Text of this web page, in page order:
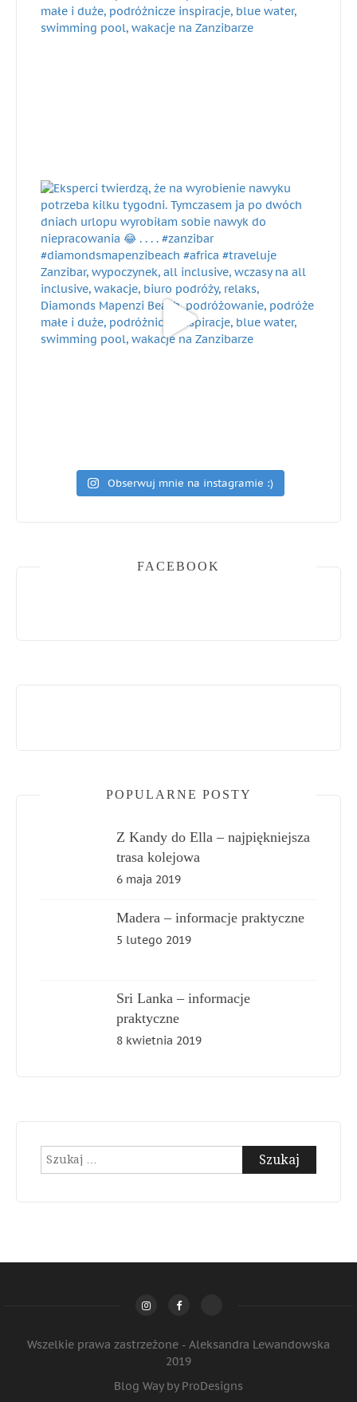
Obserwuj mnie na instagramie :)
FACEBOOK
POPULARNE POSTY
Z Kandy do Ella – najpiękniejsza
trasa kolejowa
6 maja 2019
Madera – informacje praktyczne
5 lutego 2019
Sri Lanka – informacje
praktyczne
8 kwietnia 2019
Szukaj:
Wszelkie prawa zastrzeżone - Aleksandra Lewandowska
2019
Blog Way by ProDesigns